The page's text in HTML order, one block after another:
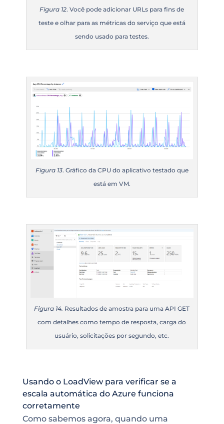
Figura 12. Você pode adicionar URLs para fins de
teste e olhar para as métricas do serviço que está
sendo usado para testes.
Figura 13. Gráfico da CPU do aplicativo testado que
está em VM.
Figura 14. Resultados de amostra para uma API GET
com detalhes como tempo de resposta, carga do
usuário, solicitações por segundo, etc.
Usando o LoadView para verificar se a
escala automática do Azure funciona
corretamente
Como sabemos agora, quando uma